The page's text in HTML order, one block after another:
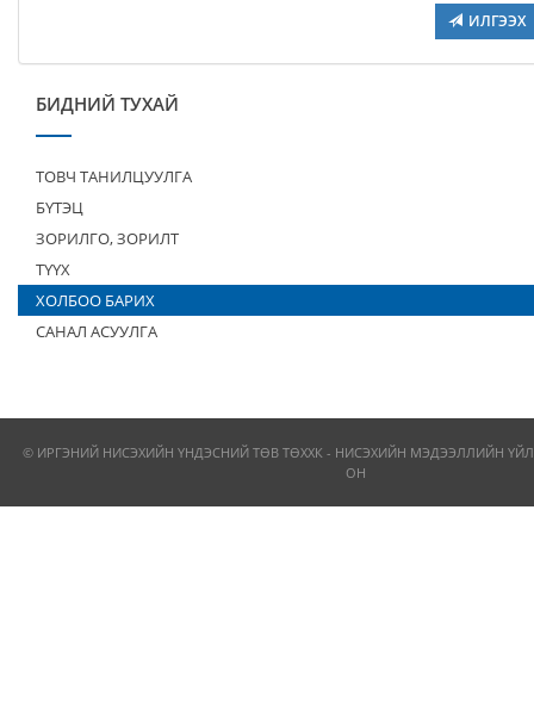
ИЛГЭЭХ
БИДНИЙ ТУХАЙ
ТОВЧ ТАНИЛЦУУЛГА
БҮТЭЦ
ЗОРИЛГО, ЗОРИЛТ
ТҮҮХ
ХОЛБОО БАРИХ
САНАЛ АСУУЛГА
© ИРГЭНИЙ НИСЭХИЙН ҮНДЭСНИЙ ТӨВ ТӨХХК - НИСЭХИЙН МЭДЭЭЛЛИЙН
ОН